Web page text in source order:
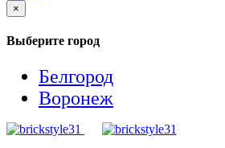
×
Выберите город
Белгород
Воронеж